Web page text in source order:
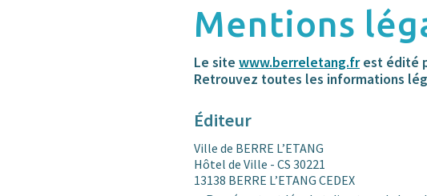
Mentions
Le site www.berreletang.frest édité
Retrouvez toutes les informations
Éditeur
Ville de BERRE L’ETANG
Hôtel de Ville - CS 30221
13138 BERRE L’ETANG CEDEX